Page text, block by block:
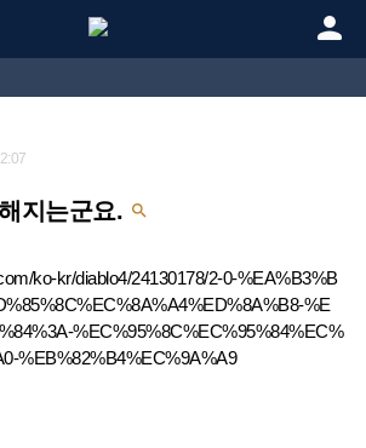

지는군요. 
ko-kr/diablo4/24130178/2-0-%EA%B3%B
%E
%EC%95%8C%EC%95%84%EC%
%EB%82%B4%EC%9A%A9